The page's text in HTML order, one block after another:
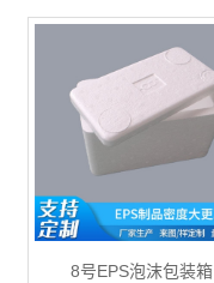
8号EPS泡沫包装箱